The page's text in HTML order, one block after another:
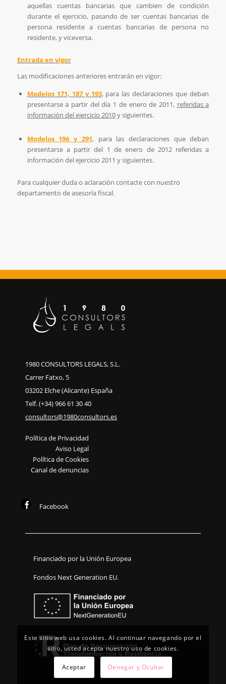
aquellas cuentas bancarias que cambien de condición
durante el ejercicio, pasando de ser cuentas bancarias de
persona residente a cuentas bancarias de persona no
residente, y viceversa.
Entrada en vigor
Las modificaciones anteriores entrarán en vigor:
Modelos 171, 187 y 193, para las declaraciones que deban
presentarse a partir del día 1 de enero de 2011, referidas a
información del ejercicio 2010y siguientes.
Modelos 196 y 291, para las declaraciones que deban
presentarse a partir del 1 de enero de 2012 referidas a
información del ejercicio 2011 y siguientes.
Para cualquier duda o aclaración contacte con nuestro
departamento de asesoría fiscal.
Este sitio web usa cookies. Al continuar navegando por el
sitio, usted acepta nuestro uso de cookies.
Aceptar Denegar y Ocultar
1980 CONSULTORS LEGALS, S.L.
Carrer Fatxo, 5
03202 Elche (Alicante) España
Telf. (+34) 966 61 30 40
consultors@1980consultors.es
Política de Privacidad
Aviso Legal
Política de Cookies
Canal de denuncias
Facebook
Financiado por la Unión Europea
Fondos Next Generation EU.